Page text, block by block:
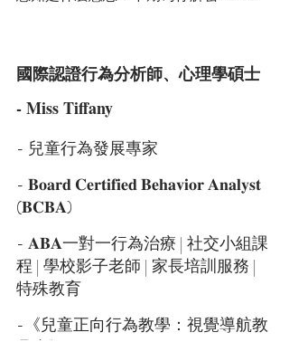
國際認證行為分析師、心理學碩士
- Miss Tiffany
- 兒童行為發展專家⁣⁣⁣
- 𝐁𝐨𝐚𝐫𝐝 𝐂𝐞𝐫𝐭𝐢𝐟𝐢𝐞𝐝 𝐁𝐞𝐡𝐚𝐯𝐢𝐨𝐫 𝐀𝐧𝐚𝐥𝐲𝐬𝐭
(𝐁𝐂𝐁𝐀)⁣⁣
- 𝐀𝐁𝐀一對一行為治療 | 社交小組課
程 | 學校影子老師 | 家長培訓服務 ⁣|
特殊教育⁣⁣⁣⁣
-⁣《兒童正向行為教學：視覺導航教